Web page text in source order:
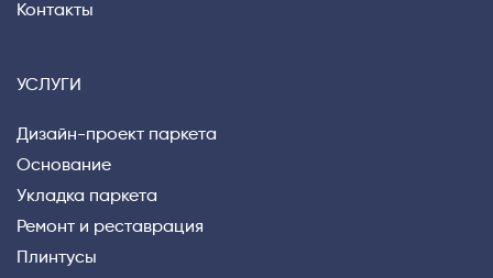
Контакты
УСЛУГИ
Дизайн-проект паркета
Основание
Укладка паркета
Ремонт и реставрация
Плинтусы